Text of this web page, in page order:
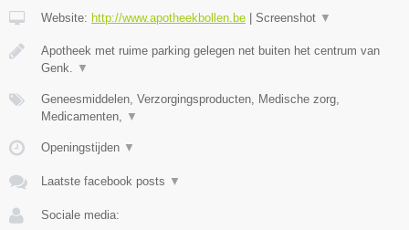
Website: http://www.apotheekbollen.be Screenshot ▼
Apotheek met ruime parking gelegen net buiten het centrum van
Genk.
▼
Geneesmiddelen, Verzorgingsproducten, Medische zorg,
Medicamenten,
▼
Openingstijden ▼
Laatste facebook posts ▼
Sociale media: